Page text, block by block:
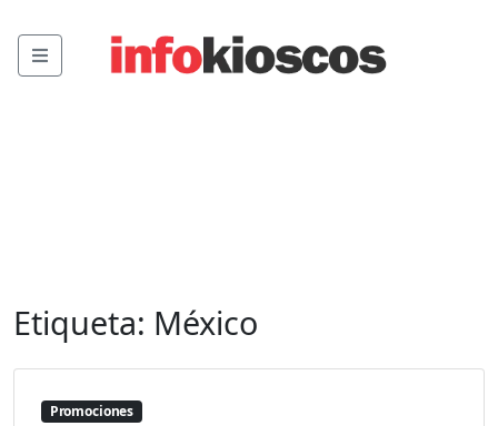
Menu
Etiqueta: México
Promociones